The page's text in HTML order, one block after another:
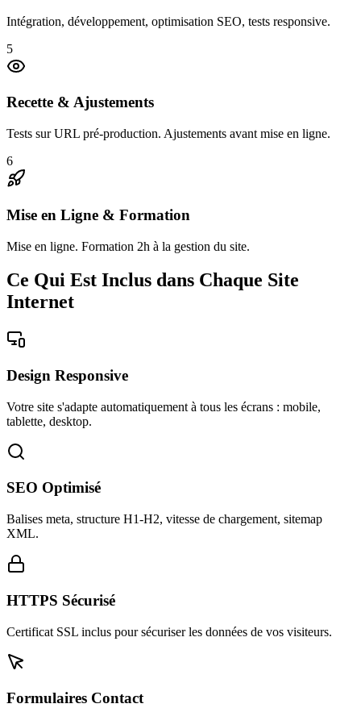
Intégration, développement, optimisation SEO, tests responsive.
5
Recette & Ajustements
Tests sur URL pré-production. Ajustements avant mise en ligne.
6
Mise en Ligne & Formation
Mise en ligne. Formation 2h à la gestion du site.
Ce Qui Est Inclus dans Chaque Site
Internet
Design Responsive
Votre site s'adapte automatiquement à tous les écrans : mobile,
tablette, desktop.
SEO Optimisé
Balises meta, structure H1-H2, vitesse de chargement, sitemap
XML.
HTTPS Sécurisé
Certificat SSL inclus pour sécuriser les données de vos visiteurs.
Formulaires Contact